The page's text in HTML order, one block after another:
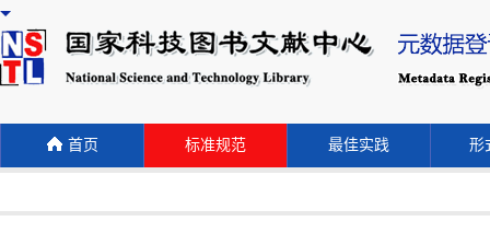
首页 标准规范 最佳实践 形